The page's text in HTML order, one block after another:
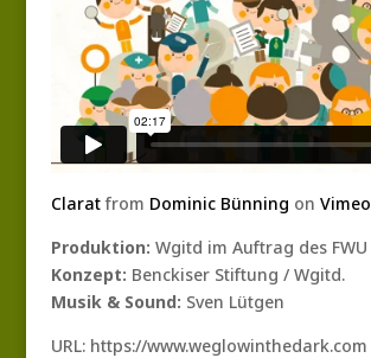
Claratfrom Dominic Bünning on Vimeo
Produktion: Wgitd im Auftrag des FWU
Konzept: Benckiser Stiftung / Wgitd.
Musik & Sound: Sven Lütgen
URL: https://www.weglowinthedark.com